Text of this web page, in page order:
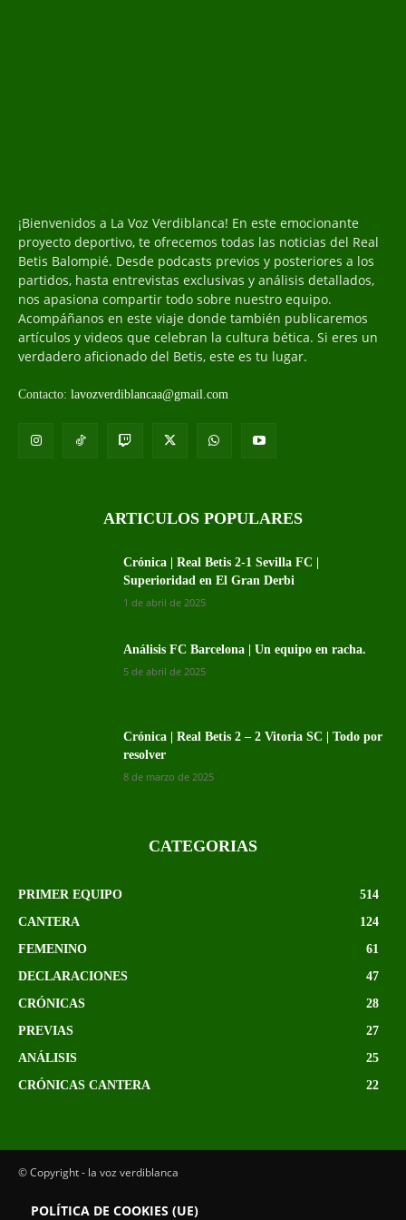
¡Bienvenidos a La Voz Verdiblanca! En este emocionante
proyecto deportivo, te ofrecemos todas las noticias del Real
Betis Balompié. Desde podcasts previos y posteriores a los
partidos, hasta entrevistas exclusivas y análisis detallados,
nos apasiona compartir todo sobre nuestro equipo.
Acompáñanos en este viaje donde también publicaremos
artículos y videos que celebran la cultura bética. Si eres un
verdadero aficionado del Betis, este es tu lugar.
Contacto: lavozverdiblancaa@gmail.com
ARTICULOS POPULARES
Crónica | Real Betis 2-1 Sevilla FC |
Superioridad en El Gran Derbi
1 de abril de 2025
Análisis FC Barcelona | Un equipo en racha.
5 de abril de 2025
Crónica | Real Betis 2 – 2 Vitoria SC | Todo por
resolver
8 de marzo de 2025
CATEGORIAS
PRIMER EQUIPO
514
CANTERA
124
FEMENINO
61
DECLARACIONES
47
CRÓNICAS
28
PREVIAS
27
ANÁLISIS
25
CRÓNICAS CANTERA
22
© Copyright - la voz verdiblanca
POLÍTICA DE COOKIES (UE)